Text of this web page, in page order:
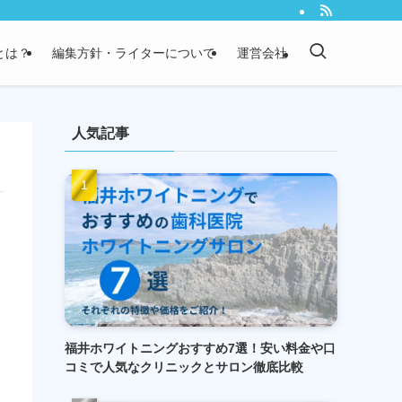
は？ 編集方針・ライターについて 運営会社
人気記事
福井ホワイトニングおすすめ7選！安い料金や口
コミで人気なクリニックとサロン徹底比較